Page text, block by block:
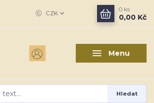
Menu
CZK
Hledat
0 ks
0,00 Kč